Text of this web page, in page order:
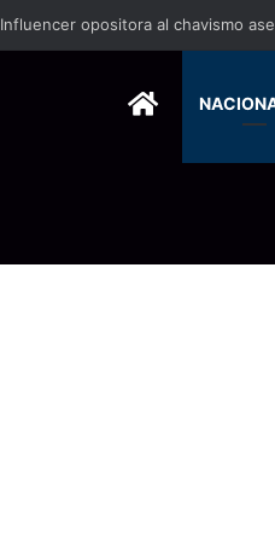
Industria plástica se suma a la
HOME